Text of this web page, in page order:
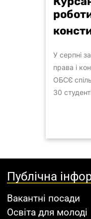
У серпні
права і
ОБСЄ
30
Публічна
Вакантні посади
Освіта для молоді